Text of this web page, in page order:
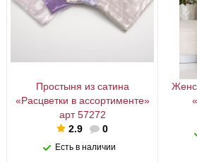
Простыня из сатина
«Расцветки в ассортименте»
арт 57272
2.9
0
Есть в наличии